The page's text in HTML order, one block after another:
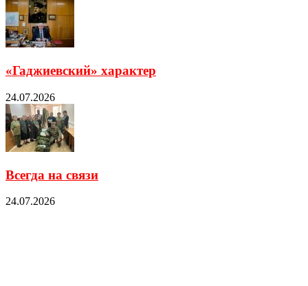
«Гаджиевский» характер
24.07.2026
Всегда на связи
24.07.2026